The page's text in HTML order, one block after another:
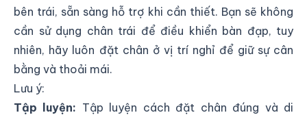
bên trái, sẵn sàng hỗ trợ khi cần thiết. Bạn sẽ không
cần sử dụng chân trái để điều khiển bàn đạp, tuy
nhiên, hãy luôn đặt chân ở vị trí nghỉ để giữ sự cân
bằng và thoải mái.
Lưu ý:
Tập luyện: Tập luyện cách đặt chân đúng và di